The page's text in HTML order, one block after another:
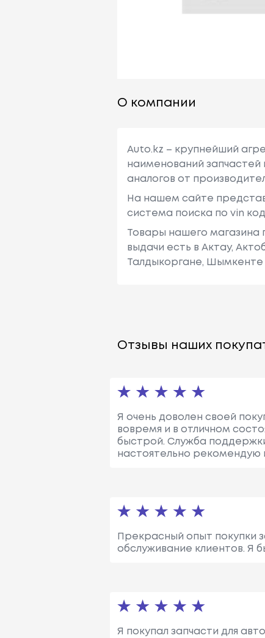
О компании
Auto.kz – крупнейший
наименований
аналогов от
На нашем сайте
система поиска по vin
Товары нашего магазина
выдачи есть в Актау,
Талдыкоргане, Шымкенте
Отзывы наших
Я очень доволен своей
вовремя и в отличном
быстрой. Служба
настоятельно рекомендую
Прекрасный опыт покупки
обслуживание клиентов. Я
Я покупал запчасти для